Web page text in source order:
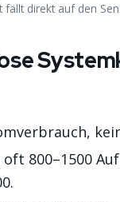
fällt direkt auf den
oft 800–1500